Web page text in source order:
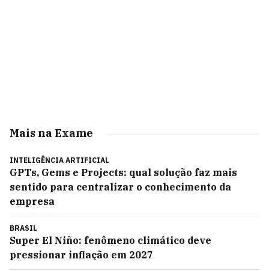
Mais na Exame
INTELIGÊNCIA ARTIFICIAL
GPTs, Gems e Projects: qual solução faz mais
sentido para centralizar o conhecimento da
empresa
BRASIL
Super El Niño: fenômeno climático deve
pressionar inflação em 2027